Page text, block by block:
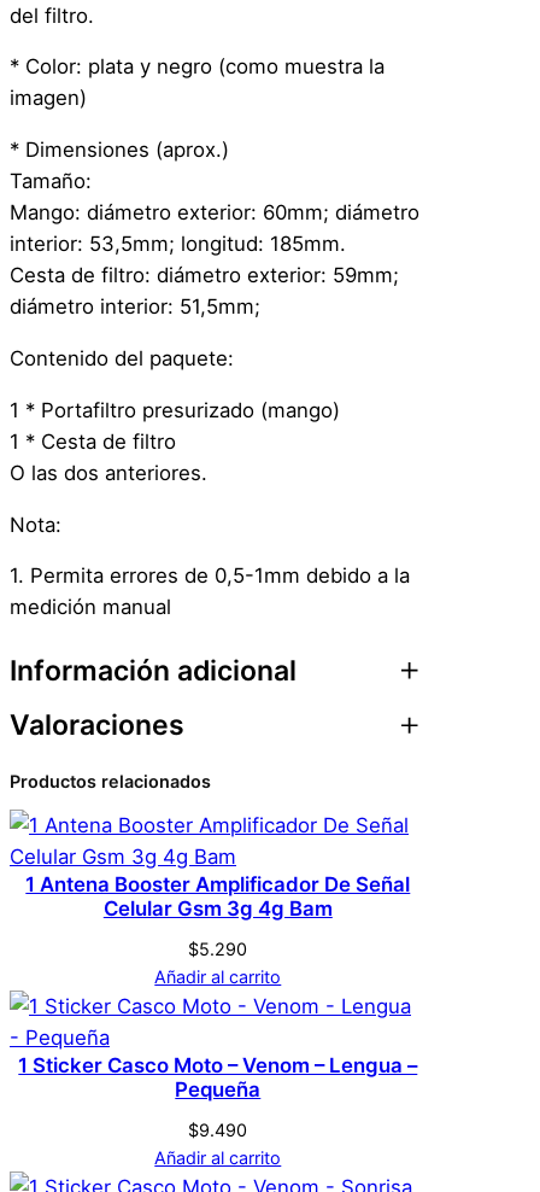
n
t
i
a
d
del filtro.
* Color: plata y negro (como muestra la
imagen)
* Dimensiones (aprox.)
Tamaño:
Mango: diámetro exterior: 60mm; diámetro
interior: 53,5mm; longitud: 185mm.
Cesta de filtro: diámetro exterior: 59mm;
diámetro interior: 51,5mm;
Contenido del paquete:
1 * Portafiltro presurizado (mango)
1 * Cesta de filtro
O las dos anteriores.
Nota:
1. Permita errores de 0,5-1mm debido a la
medición manual
Información adicional
Atributos
Dimensiones
Marca Genérica
Cafe
Valoraciones
0 valoraciones en
porta filtro – Mango
Cafe
No hay valoraciones aún. Solo los usuarios
registrados que hayan comprado este
producto pueden hacer una valoración.
Acceder
Productos relacionados
1 Antena Booster Amplificador De Señal
Celular Gsm 3g 4g Bam
$5.290
Añadir al carrito
1 Sticker Casco Moto – Venom – Lengua –
Pequeña
$9.490
Añadir al carrito